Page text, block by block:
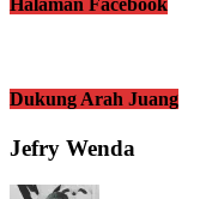
Halaman Facebook
Dukung Arah Juang
Jefry Wenda